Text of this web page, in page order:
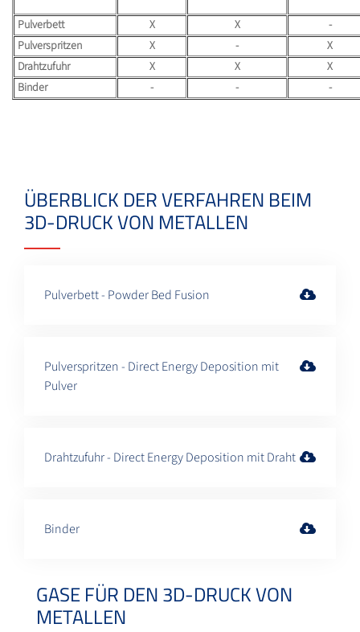
Pulverbett X X
-
Pulverspritzen
X -
X
Drahtzufuhr
X X
X
Binder
- - -
ÜBERBLICK DER VERFAHREN BEIM
3D-DRUCK VON METALLEN
Pulverbett - Powder Bed Fusion
Pulverspritzen - Direct Energy Deposition mit
Pulver
Drahtzufuhr - Direct Energy Deposition mit Draht
Binder
GASE FÜR DEN 3D-DRUCK VON
METALLEN